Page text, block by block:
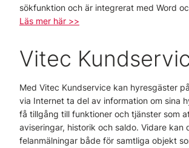
sökfunktion och är integrerat med Word
Läs mer här >>
Vitec
Med Vitec Kundservice kan hyresgäster
via Internet ta del av information om sina
få tillgång till funktioner och tjänster som
aviseringar, historik och saldo. Vidare kan
felanmälningar både för samtliga objekt